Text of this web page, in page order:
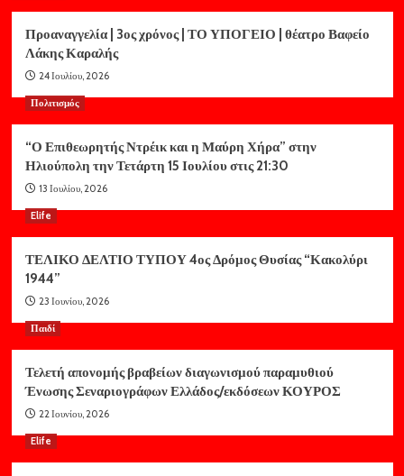
Προαναγγελία | 3ος χρόνος | ΤΟ ΥΠΟΓΕΙΟ | θέατρο Βαφείο
Λάκης Καραλής
24 Ιουλίου, 2026
Πολιτισμός
“Ο Επιθεωρητής Ντρέικ και η Μαύρη Χήρα” στην
Ηλιούπολη την Τετάρτη 15 Ιουλίου στις 21:30
13 Ιουλίου, 2026
Elife
ΤΕΛΙΚΟ ΔΕΛΤΙΟ ΤΥΠΟΥ 4ος Δρόμος Θυσίας “Κακολύρι
1944”
23 Ιουνίου, 2026
Παιδί
Τελετή απονομής βραβείων διαγωνισμού παραμυθιού
Ένωσης Σεναριογράφων Ελλάδος/εκδόσεων ΚΟΥΡΟΣ
22 Ιουνίου, 2026
Elife